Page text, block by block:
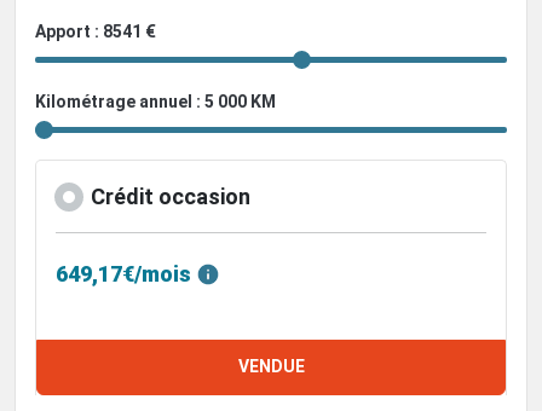
Apport : 8541 €
Kilométrage annuel : 5 000 KM
Crédit occasion
649,17€/mois
VENDUE